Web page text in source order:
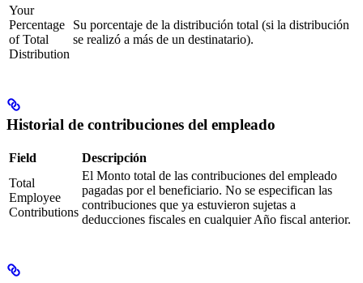
Your
Percentage
of Total
Distribution
Su porcentaje de la distribución total (si la distribución
se realizó a más de un destinatario).
Historial de contribuciones del empleado
Field
Descripción
Total
Employee
Contributions
El Monto total de las contribuciones del empleado
pagadas por el beneficiario. No se especifican las
contribuciones que ya estuvieron sujetas a
deducciones fiscales en cualquier Año fiscal anterior.